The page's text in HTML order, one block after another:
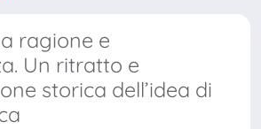
ragione e
Un ritratto e
storica dell’idea di